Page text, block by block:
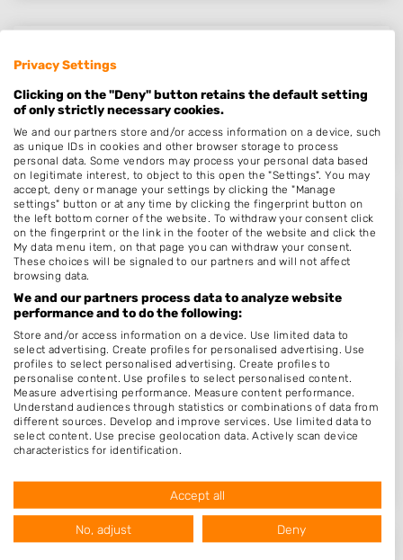
1446BA Purmerend
Nailz by M
Kwadijk 8
1471CA Kwadijk
Op 13,44 km afstand
Healthy Nail Salon
Anna van Saksenstraat 21
1901TH Castricum
Privacy Settings
Clicking on the "Deny" button retains the default setting
of only strictly necessary cookies.
We and our partners store and/or access information on a device, such
as unique IDs in cookies and other browser storage to process
personal data. Some vendors may process your personal data based
on legitimate interest, to object to this open the "Settings". You may
accept, deny or manage your settings by clicking the "Manage
settings" button or at any time by clicking the fingerprint button on
the left bottom corner of the website. To withdraw your consent click
on the fingerprint or the link in the footer of the website and click the
My data menu item, on that page you can withdraw your consent.
These choices will be signaled to our partners and will not affect
browsing data.
We and our partners process data to analyze website
performance and to do the following:
Store and/or access information on a device. Use limited data to
select advertising. Create profiles for personalised advertising. Use
profiles to select personalised advertising. Create profiles to
personalise content. Use profiles to select personalised content.
Measure advertising performance. Measure content performance.
Understand audiences through statistics or combinations of data from
different sources. Develop and improve services. Use limited data to
select content. Use precise geolocation data. Actively scan device
characteristics for identification.
USA.
Your consent and the cookie policy applies solely to this website/app.
View Partner List (1016 IAB Vendors)
We use your data for the following purposes:
Accept all
No, adjust Deny